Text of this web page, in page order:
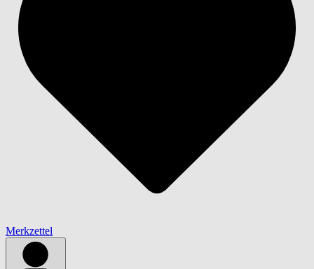
Merkzettel